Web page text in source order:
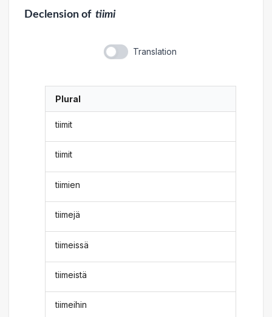
Declensionof tiimi
Translation
Plural
tiimit
tiimit
tiimien
tiimejä
tiimeissä
tiimeistä
tiimeihin